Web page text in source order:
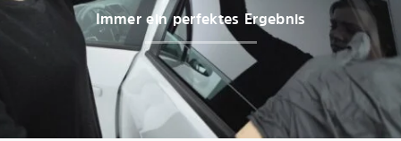
Immer ein perfektes Ergebnis